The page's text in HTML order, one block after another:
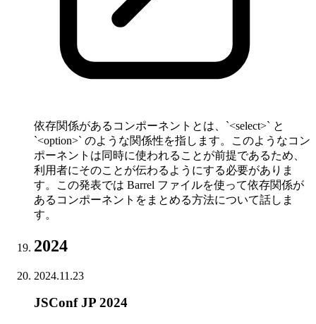
依存関係があるコンポーネントとは、`<select>` と
`<option>` のような関係性を指します。このようなコン
ポーネントは同時に使われることが前提であるため、
利用者にそのことが伝わるようにする必要がありま
す。この発表では Barrel ファイルを使って依存関係が
あるコンポーネントをまとめる方法について話しま
す。
2024
2024.11.23
JSConf JP 2024